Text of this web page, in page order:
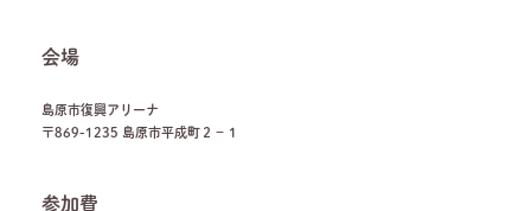
会場
島原市復興アリーナ
〒869-1235 島原市平成町２－１
参加費